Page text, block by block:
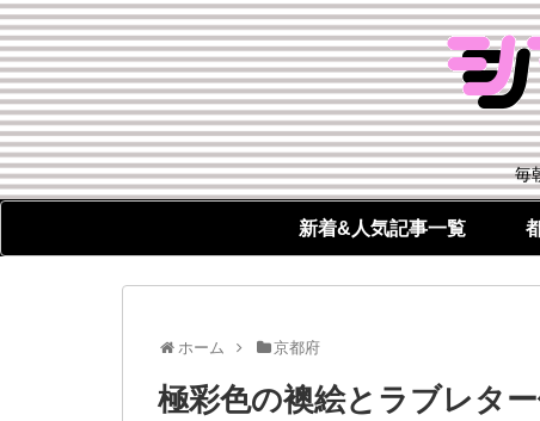
毎
新着&人気記事一覧
ホーム 京都府
極彩色の襖絵とラブレタ